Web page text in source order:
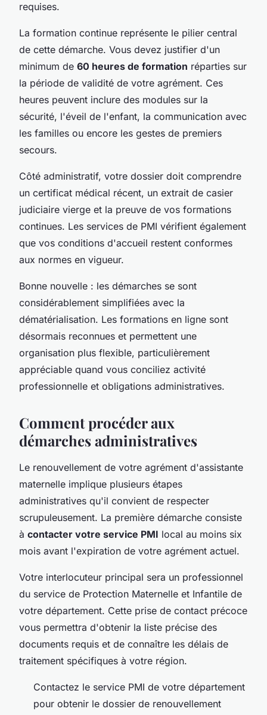
requises.
La formation continue représente le pilier central
de cette démarche. Vous devez justifier d'un
minimum de 60 heures de formation réparties sur
la période de validité de votre agrément. Ces
heures peuvent inclure des modules sur la
sécurité, l'éveil de l'enfant, la communication avec
les familles ou encore les gestes de premiers
secours.
Côté administratif, votre dossier doit comprendre
un certificat médical récent, un extrait de casier
judiciaire vierge et la preuve de vos formations
continues. Les services de PMI vérifient également
que vos conditions d'accueil restent conformes
aux normes en vigueur.
Bonne nouvelle : les démarches se sont
considérablement simplifiées avec la
dématérialisation. Les formations en ligne sont
désormais reconnues et permettent une
organisation plus flexible, particulièrement
appréciable quand vous conciliez activité
professionnelle et obligations administratives.
Comment procéder aux
démarches administratives
Le renouvellement de votre agrément d'assistante
maternelle implique plusieurs étapes
administratives qu'il convient de respecter
scrupuleusement. La première démarche consiste
à contacter votre service PMI local au moins six
mois avant l'expiration de votre agrément actuel.
Votre interlocuteur principal sera un professionnel
du service de Protection Maternelle et Infantile de
votre département. Cette prise de contact précoce
vous permettra d'obtenir la liste précise des
documents requis et de connaître les délais de
traitement spécifiques à votre région.
Contactez le service PMI de votre département
pour obtenir le dossier de renouvellement